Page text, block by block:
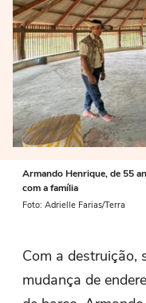
Armando Henrique, de 55
com a família
Foto: Adrielle Farias/Terra
Com a destruição,
mudança de